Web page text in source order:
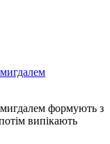
формують з
випікають